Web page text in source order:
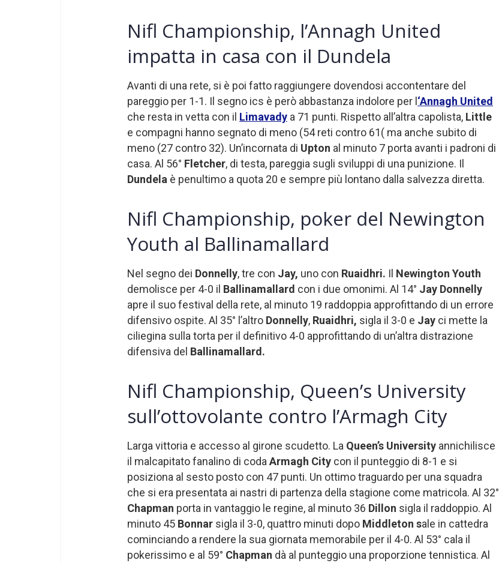
Nifl Championship, l’Annagh United
impatta in casa con il Dundela
Avanti di una rete, si è poi fatto raggiungere dovendosi accontentare del
pareggio per 1-1. Il segno ics è però abbastanza indolore per l‘Annagh United
che resta in vetta con il Limavady a 71 punti. Rispetto all’altra capolista, Little
e compagni hanno segnato di meno (54 reti contro 61( ma anche subito di
meno (27 contro 32). Un’incornata di Upton al minuto 7 porta avanti i padroni di
casa. Al 56° Fletcher, di testa, pareggia sugli sviluppi di una punizione. Il
Dundela è penultimo a quota 20 e sempre più lontano dalla salvezza diretta.
Nifl Championship, poker del Newington
Youth al Ballinamallard
Nel segno dei Donnelly, tre con Jay, uno con Ruaidhri. Il Newington Youth
demolisce per 4-0 il Ballinamallard con i due omonimi. Al 14° Jay Donnelly
apre il suo festival della rete, al minuto 19 raddoppia approfittando di un errore
difensivo ospite. Al 35° l’altro Donnelly, Ruaidhri, sigla il 3-0 e Jay ci mette la
ciliegina sulla torta per il definitivo 4-0 approfittando di un’altra distrazione
difensiva del Ballinamallard.
Nifl Championship, Queen’s University
sull’ottovolante contro l’Armagh City
Larga vittoria e accesso al girone scudetto. La Queen’s University annichilisce
il malcapitato fanalino di coda Armagh City con il punteggio di 8-1 e si
posiziona al sesto posto con 47 punti. Un ottimo traguardo per una squadra
che si era presentata ai nastri di partenza della stagione come matricola. Al 32°
Chapman porta in vantaggio le regine, al minuto 36 Dillon sigla il raddoppio. Al
minuto 45 Bonnar sigla il 3-0, quattro minuti dopo Middleton sale in cattedra
cominciando a rendere la sua giornata memorabile per il 4-0. Al 53° cala il
pokerissimo e al 59° Chapman dà al punteggio una proporzione tennistica. Al